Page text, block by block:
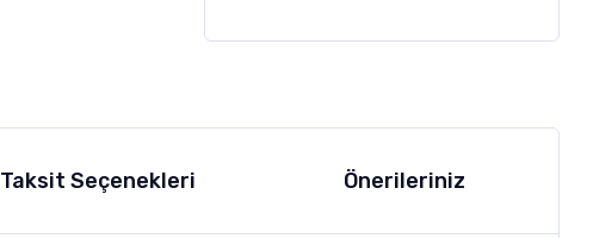
Taksit Seçenekleri Önerileriniz